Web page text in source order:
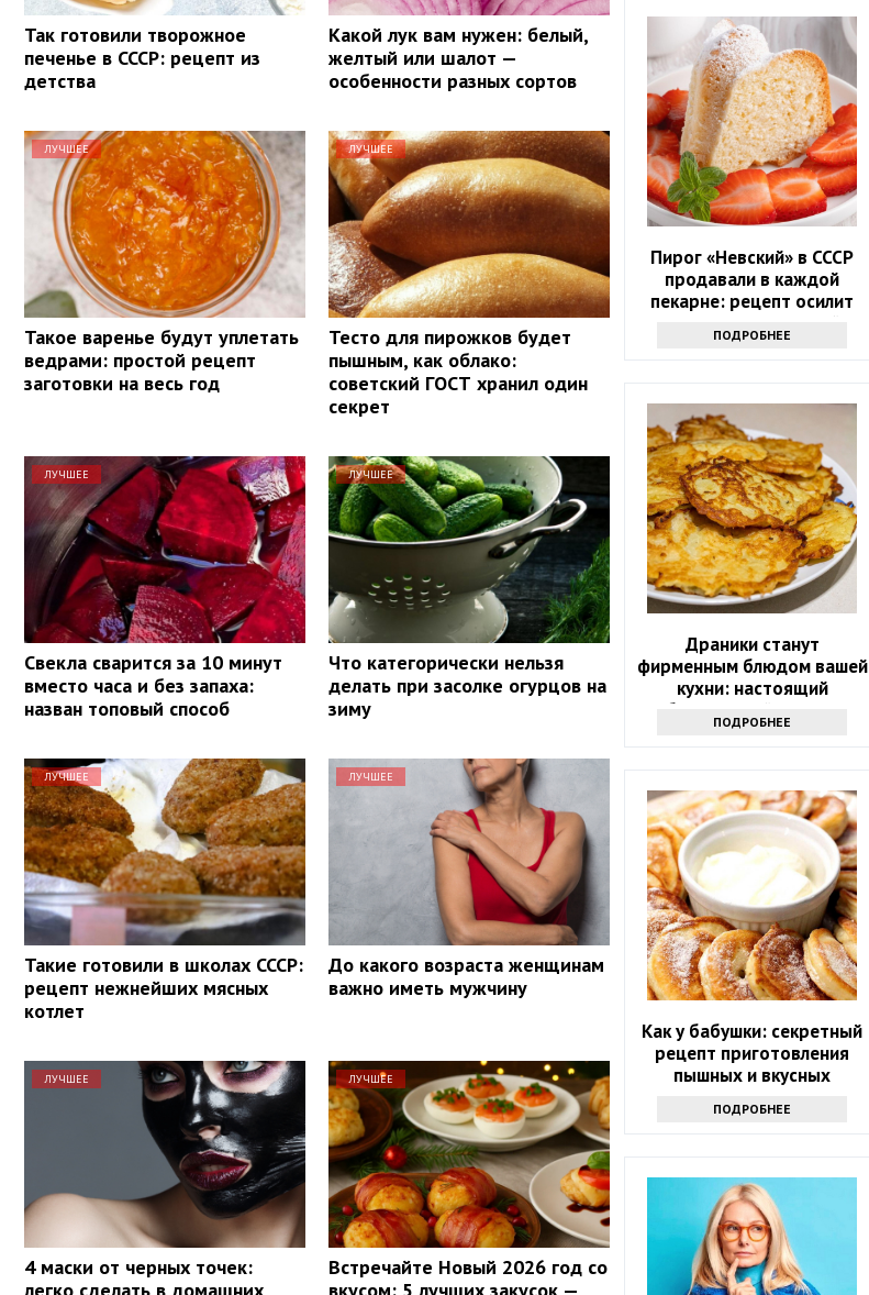
Так готовили творожное
печенье в СССР: рецепт из
детства
Какой лук вам нужен: белый,
желтый или шалот —
особенности разных сортов
ЛУЧШЕЕ
Такое варенье будут уплетать
ведрами: простой рецепт
заготовки на весь год
ЛУЧШЕЕ
Тесто для пирожков будет
пышным, как облако:
советский ГОСТ хранил один
секрет
ЛУЧШЕЕ
Свекла сварится за 10 минут
вместо часа и без запаха:
назван топовый способ
ЛУЧШЕЕ
Что категорически нельзя
делать при засолке огурцов на
зиму
ЛУЧШЕЕ
Такие готовили в школах СССР:
рецепт нежнейших мясных
котлет
ЛУЧШЕЕ
До какого возраста женщинам
важно иметь мужчину
ЛУЧШЕЕ
4 маски от черных точек:
легко сделать в домашних
ЛУЧШЕЕ
Встречайте Новый 2026 год со
вкусом: 5 лучших закусок —
Пирог «Невский» в СССР
продавали в каждой
пекарне: рецепт осилит
даже неопытная хозяйка
ПОДРОБНЕЕ
Драники станут
фирменным блюдом вашей
кухни: настоящий
белорусский рецепт
ПОДРОБНЕЕ
Как у бабушки: секретный
рецепт приготовления
пышных и вкусных
ПОДРОБНЕЕ